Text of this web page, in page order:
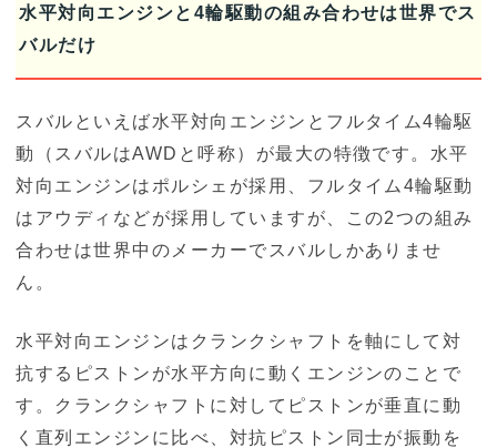
水平対向エンジンと4輪駆動の組み合わせは世界でス
バルだけ
スバルといえば水平対向エンジンとフルタイム4輪駆
動（スバルはAWDと呼称）が最大の特徴です。水平
対向エンジンはポルシェが採用、フルタイム4輪駆動
はアウディなどが採用していますが、この2つの組み
合わせは世界中のメーカーでスバルしかありませ
ん。
水平対向エンジンはクランクシャフトを軸にして対
抗するピストンが水平方向に動くエンジンのことで
す。クランクシャフトに対してピストンが垂直に動
く直列エンジンに比べ、対抗ピストン同士が振動を